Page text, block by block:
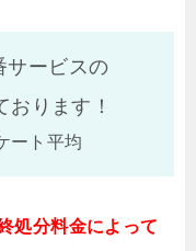
サービスの
おります！
ート平均
処分料金によって